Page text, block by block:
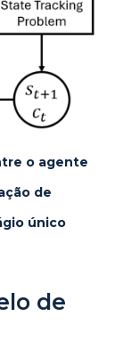
o agente
de
único
de